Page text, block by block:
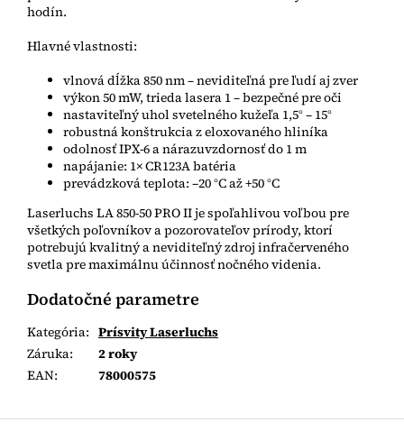
hodín.
Hlavné vlastnosti:
vlnová dĺžka 850 nm – neviditeľná pre ľudí aj zver
výkon 50 mW, trieda lasera 1 – bezpečné pre oči
nastaviteľný uhol svetelného kužeľa 1,5° – 15°
robustná konštrukcia z eloxovaného hliníka
odolnosť IPX-6 a nárazuvzdornosť do 1 m
napájanie: 1× CR123A batéria
prevádzková teplota: –20 °C až +50 °C
Laserluchs LA 850-50 PRO II je spoľahlivou voľbou pre
všetkých poľovníkov a pozorovateľov prírody, ktorí
potrebujú kvalitný a neviditeľný zdroj infračerveného
svetla pre maximálnu účinnosť nočného videnia.
Dodatočné parametre
Kategória: Prísvity Laserluchs
Záruka:
2 roky
EAN: 78000575